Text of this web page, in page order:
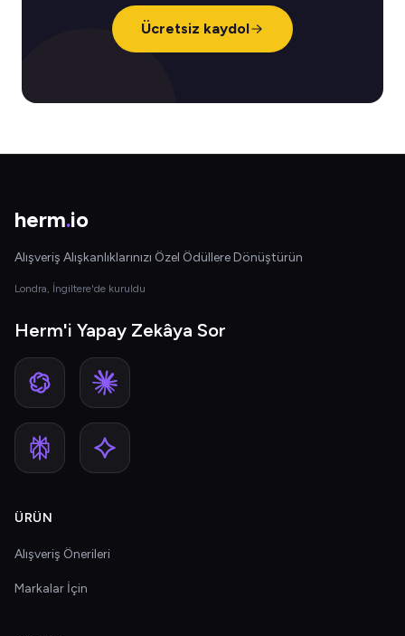
Ücretsiz kaydol
herm.io
Alışveriş Alışkanlıklarınızı Özel Ödüllere Dönüştürün
Londra, İngiltere'de kuruldu
Herm'i Yapay Zekâya Sor
ÜRÜN
Alışveriş Önerileri
Markalar İçin